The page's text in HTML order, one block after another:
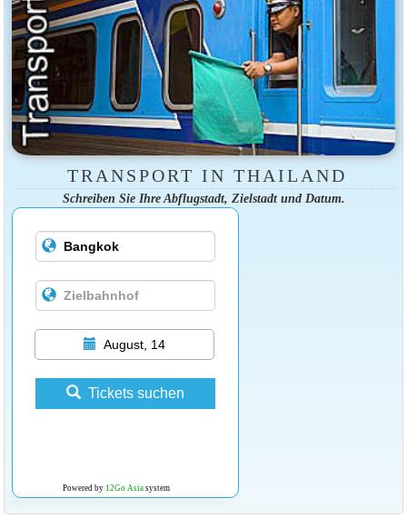
TRANSPORT IN THAILAND
Schreiben Sie Ihre Abflugstadt, Zielstadt und Datum.
August, 14
Tickets suchen
Powered by 12Go Asiasystem